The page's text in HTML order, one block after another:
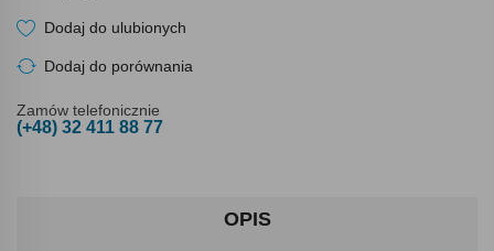
Dodaj do ulubionych
Dodaj do porównania
Zamów telefonicznie
(+48) 32 411 88 77
OPIS